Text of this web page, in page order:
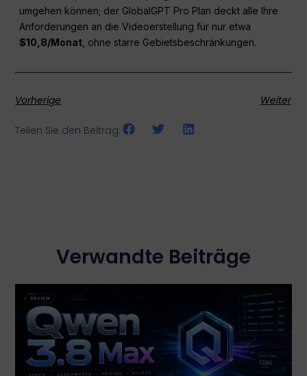
umgehen können; der GlobalGPT Pro Plan deckt alle Ihre
Anforderungen an die Videoerstellung für nur etwa
$10,8/Monat , ohne starre Gebietsbeschränkungen.
Vorherige Weiter
Teilen Sie den Beitrag:
Verwandte Beiträge